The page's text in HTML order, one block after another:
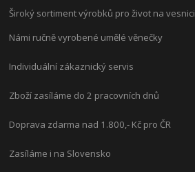
Široký sortiment výrobků pro život na vesnici
Námi ručně vyrobené umělé věnečky
Individuální zákaznický servis
Zboží zasíláme do 2 pracovních dnů
Doprava zdarma nad 1.800,- Kč pro ČR
Zasíláme i na Slovensko